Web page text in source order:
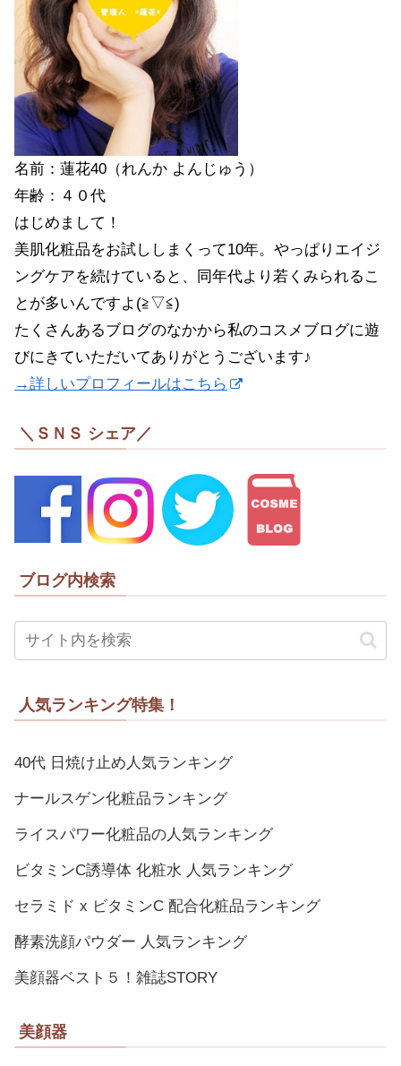
名前：蓮花40（れんか よんじゅう）
年齢：４０代
はじめまして！
美肌化粧品をお試ししまくって10年。やっぱりエイジ
ングケアを続けていると、同年代より若くみられるこ
とが多いんですよ(≧▽≦)
たくさんあるブログのなかから私のコスメブログに遊
びにきていただいてありがとうございます♪
→詳しいプロフィールはこちら
＼ＳＮＳ シェア／
ブログ内検索
人気ランキング特集！
40代 日焼け止め人気ランキング
ナールスゲン化粧品ランキング
ライスパワー化粧品の人気ランキング
ビタミンC誘導体 化粧水 人気ランキング
セラミド x ビタミンC 配合化粧品ランキング
酵素洗顔パウダー 人気ランキング
美顔器ベスト５！雑誌STORY
美顔器